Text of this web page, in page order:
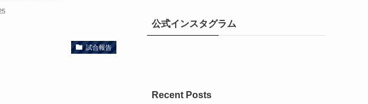
試合報告
公式インスタグラム
Recent Posts